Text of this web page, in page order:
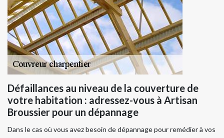
Défaillances au niveau de la couverture de
votre habitation : adressez-vous à Artisan
Broussier pour un dépannage
Dans le cas où vous avez besoin de dépannage pour remédier à vos